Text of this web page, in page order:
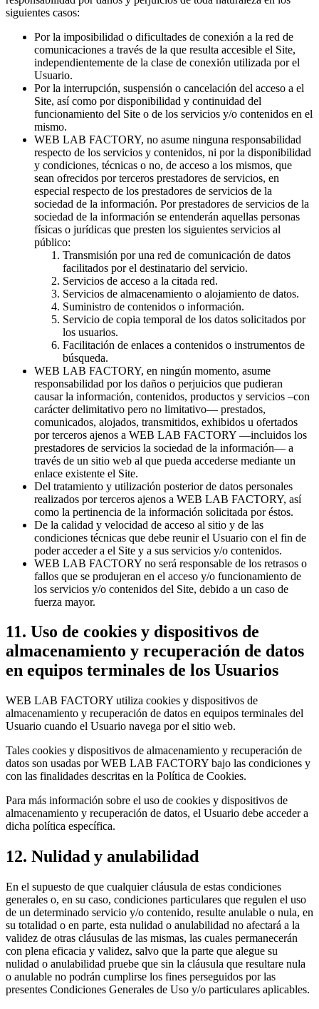
siguientes casos:
Por la imposibilidad o dificultades de conexión a la red de
comunicaciones a través de la que resulta accesible el Site,
independientemente de la clase de conexión utilizada por el
Usuario.
Por la interrupción, suspensión o cancelación del acceso a el
Site, así como por disponibilidad y continuidad del
funcionamiento del Site o de los servicios y/o contenidos en el
mismo.
WEB LAB FACTORY, no asume ninguna responsabilidad
respecto de los servicios y contenidos, ni por la disponibilidad
y condiciones, técnicas o no, de acceso a los mismos, que
sean ofrecidos por terceros prestadores de servicios, en
especial respecto de los prestadores de servicios de la
sociedad de la información. Por prestadores de servicios de la
sociedad de la información se entenderán aquellas personas
físicas o jurídicas que presten los siguientes servicios al
público:
Transmisión por una red de comunicación de datos
facilitados por el destinatario del servicio.
Servicios de acceso a la citada red.
Servicios de almacenamiento o alojamiento de datos.
Suministro de contenidos o información.
Servicio de copia temporal de los datos solicitados por
los usuarios.
Facilitación de enlaces a contenidos o instrumentos de
búsqueda.
WEB LAB FACTORY, en ningún momento, asume
responsabilidad por los daños o perjuicios que pudieran
causar la información, contenidos, productos y servicios –con
carácter delimitativo pero no limitativo— prestados,
comunicados, alojados, transmitidos, exhibidos u ofertados
por terceros ajenos a WEB LAB FACTORY —incluidos los
prestadores de servicios la sociedad de la información— a
través de un sitio web al que pueda accederse mediante un
enlace existente el Site.
Del tratamiento y utilización posterior de datos personales
realizados por terceros ajenos a WEB LAB FACTORY, así
como la pertinencia de la información solicitada por éstos.
De la calidad y velocidad de acceso al sitio y de las
condiciones técnicas que debe reunir el Usuario con el fin de
poder acceder a el Site y a sus servicios y/o contenidos.
WEB LAB FACTORY no será responsable de los retrasos o
fallos que se produjeran en el acceso y/o funcionamiento de
los servicios y/o contenidos del Site, debido a un caso de
fuerza mayor.
11. Uso de cookies y dispositivos de
almacenamiento y recuperación de datos
en equipos terminales de los Usuarios
WEB LAB FACTORY utiliza cookies y dispositivos de
almacenamiento y recuperación de datos en equipos terminales del
Usuario cuando el Usuario navega por el sitio web.
Tales cookies y dispositivos de almacenamiento y recuperación de
datos son usadas por WEB LAB FACTORY bajo las condiciones y
con las finalidades descritas en la Política de Cookies.
Para más información sobre el uso de cookies y dispositivos de
almacenamiento y recuperación de datos, el Usuario debe acceder a
dicha política específica.
12. Nulidad y anulabilidad
En el supuesto de que cualquier cláusula de estas condiciones
generales o, en su caso, condiciones particulares que regulen el uso
de un determinado servicio y/o contenido, resulte anulable o nula, en
su totalidad o en parte, esta nulidad o anulabilidad no afectará a la
validez de otras cláusulas de las mismas, las cuales permanecerán
con plena eficacia y validez, salvo que la parte que alegue su
nulidad o anulabilidad pruebe que sin la cláusula que resultare nula
o anulable no podrán cumplirse los fines perseguidos por las
presentes Condiciones Generales de Uso y/o particulares aplicables.